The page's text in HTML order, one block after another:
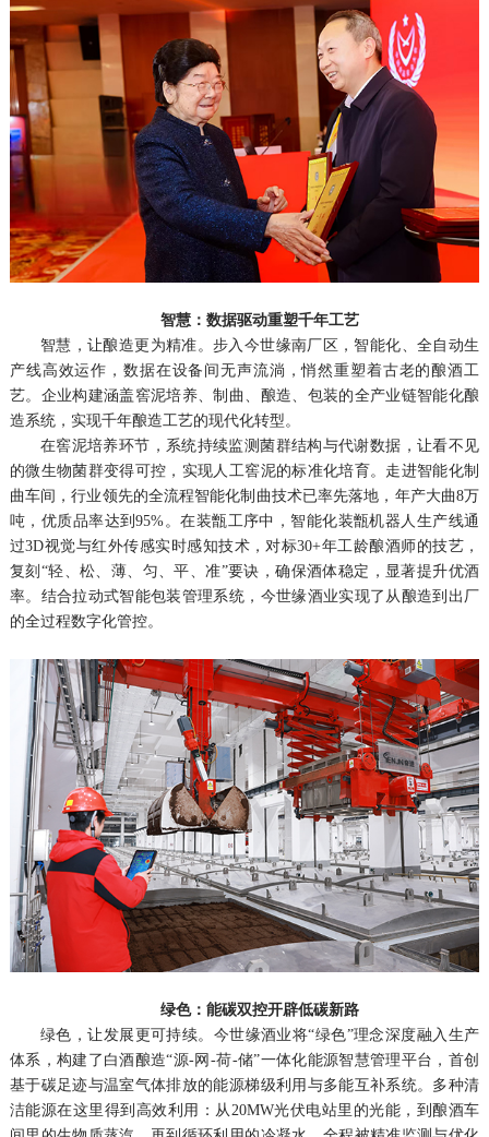
智慧：数据驱动重塑千年工艺
智慧，让酿造更为精准。步入今世缘南厂区，智能化、全自动生
产线高效运作，数据在设备间无声流淌，悄然重塑着古老的酿酒工
艺。企业构建涵盖窖泥培养、制曲、酿造、包装的全产业链智能化酿
造系统，实现千年酿造工艺的现代化转型。
在窖泥培养环节，系统持续监测菌群结构与代谢数据，让看不见
的微生物菌群变得可控，实现人工窖泥的标准化培育。走进智能化制
曲车间，行业领先的全流程智能化制曲技术已率先落地，年产大曲8万
吨，优质品率达到95%。在装甑工序中，智能化装甑机器人生产线通
过3D视觉与红外传感实时感知技术，对标30+年工龄酿酒师的技艺，
复刻“轻、松、薄、匀、平、准”要诀，确保酒体稳定，显著提升优酒
率。结合拉动式智能包装管理系统，今世缘酒业实现了从酿造到出厂
的全过程数字化管控。
绿色：能碳双控开辟低碳新路
绿色，让发展更可持续。今世缘酒业将“绿色”理念深度融入生产
体系，构建了白酒酿造“源-网-荷-储”一体化能源智慧管理平台，首创
基于碳足迹与温室气体排放的能源梯级利用与多能互补系统。多种清
洁能源在这里得到高效利用：从20MW光伏电站里的光能，到酿酒车